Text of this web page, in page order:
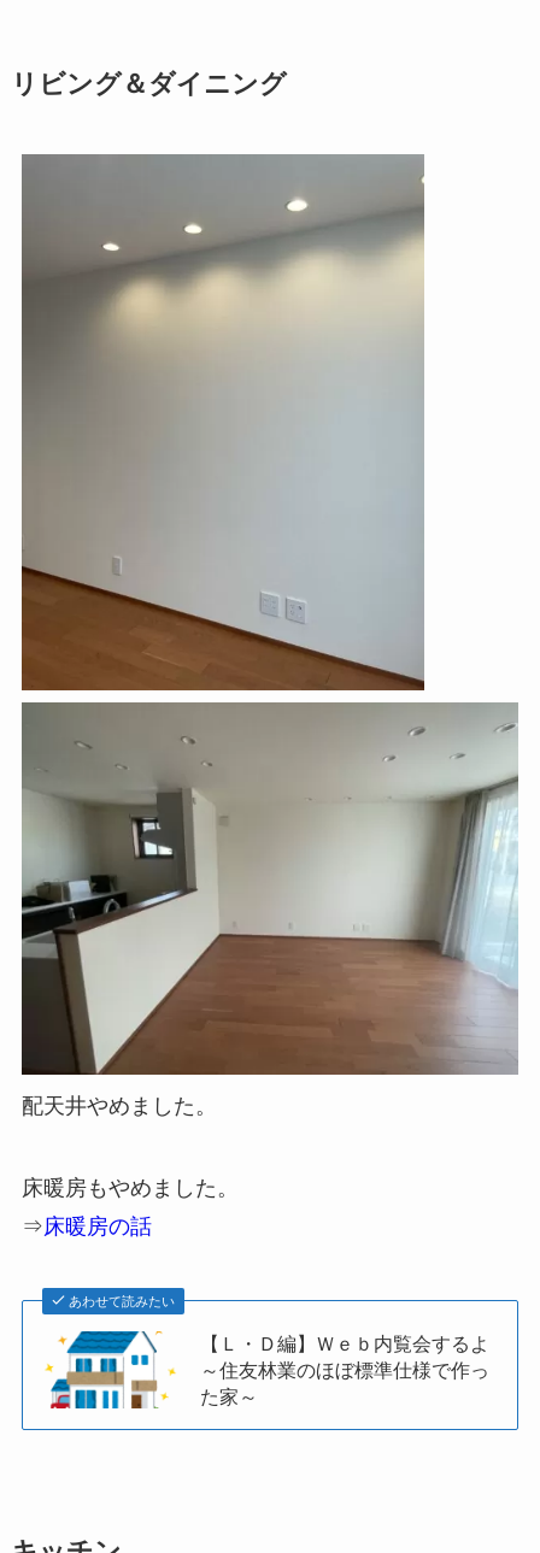
リビング＆ダイニング
配天井やめました。
床暖房もやめました。
⇒床暖房の話
あわせて読みたい
【Ｌ・Ｄ編】Ｗｅｂ内覧会するよ
～住友林業のほぼ標準仕様で作っ
た家～